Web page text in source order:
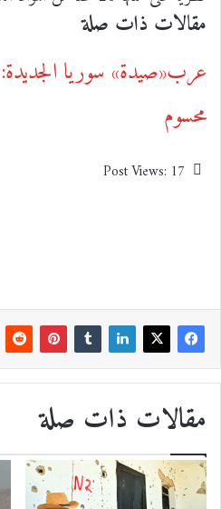
مقالات ذات صلة
عرب«صيدة» سوريا
محسوم
Post Views: 17
مقالات ذات صلة